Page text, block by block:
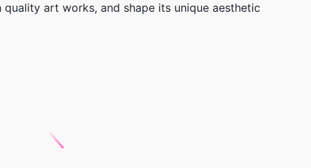
art works, and shape its unique aesthetic